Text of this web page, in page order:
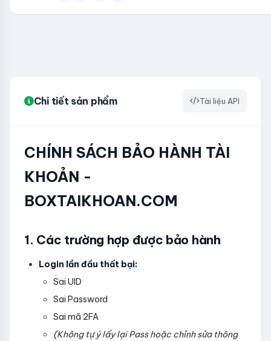
Chi tiết sản phẩm Tài liệu API
CHÍNH SÁCH BẢO HÀNH TÀI
KHOẢN -
BOXTAIKHOAN.COM
1. Các trường hợp được bảo hành
Login lần đầu thất bại:
Sai UID
Sai Password
Sai mã 2FA
(Không tự ý lấy lại Pass hoặc chỉnh sửa thông